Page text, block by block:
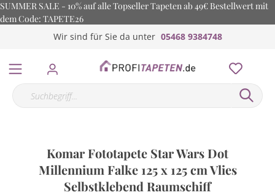
SUMMER SALE - 10% auf alle Topseller Tapeten ab 49€ Bestellwert mit
dem Code: TAPETE26
Wir sind für Sie da unter 05468 9384748
Komar Fototapete Star Wars Dot
Millennium Falke 125 x 125 cm Vlies
Selbstklebend Raumschiff